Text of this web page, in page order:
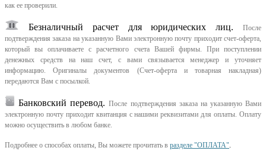
как ее проверили.
Безналичный расчет для юридических лиц.
После
подтверждения заказа на указанную Вами электронную почту приходит счет-оферта,
который вы оплачиваете с расчетного счета Вашей фирмы. При поступлении
денежных средств на наш счет, с вами связывается менеджер и уточняет
информацию. Оригиналы документов (Счет-оферта и товарная накладная)
передаются Вам с посылкой.
Банковский перевод. После подтверждения заказа на указанную Вами
электронную почту приходит квитанция с нашими реквизитами для оплаты. Оплату
можно осуществить в любом банке.
Подробнее о способах оплаты, Вы можете прочитать в разделе "ОПЛАТА"